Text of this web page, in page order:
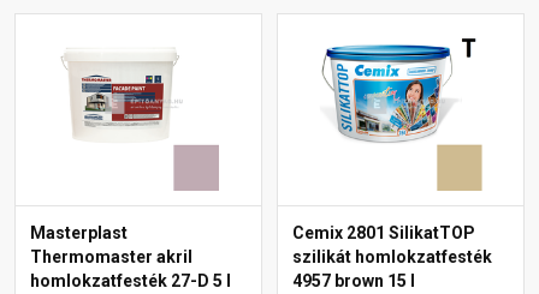
Masterplast
Thermomaster akril
homlokzatfesték 27-D 5 l
Cemix 2801 SilikatTOP
szilikát homlokzatfesték
4957 brown 15 l